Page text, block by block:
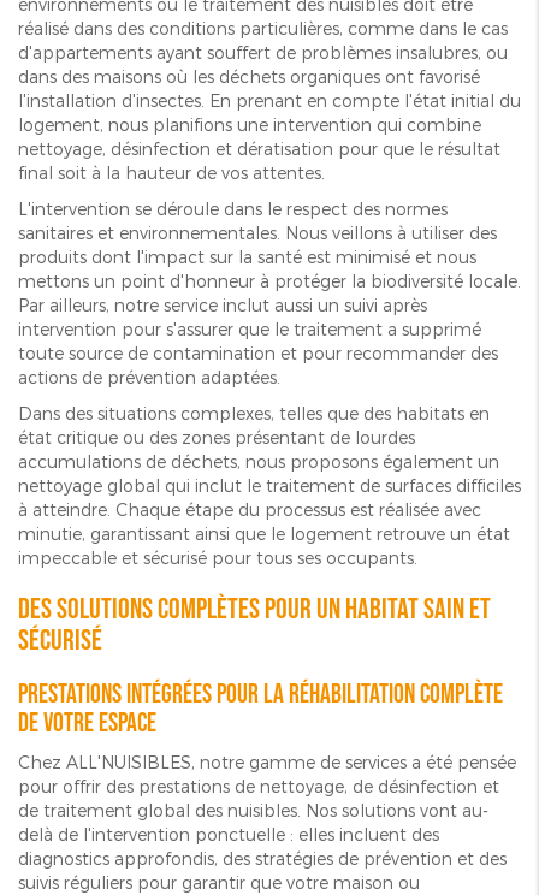
environnements où le traitement des nuisibles doit être
réalisé dans des conditions particulières, comme dans le cas
d'appartements ayant souffert de problèmes insalubres, ou
dans des maisons où les déchets organiques ont favorisé
l'installation d'insectes. En prenant en compte l'état initial du
logement, nous planifions une intervention qui combine
nettoyage, désinfection et dératisation pour que le résultat
final soit à la hauteur de vos attentes.
L'intervention se déroule dans le respect des normes
sanitaires et environnementales. Nous veillons à utiliser des
produits dont l'impact sur la santé est minimisé et nous
mettons un point d'honneur à protéger la biodiversité locale.
Par ailleurs, notre service inclut aussi un suivi après
intervention pour s'assurer que le traitement a supprimé
toute source de contamination et pour recommander des
actions de prévention adaptées.
Dans des situations complexes, telles que des habitats en
état critique ou des zones présentant de lourdes
accumulations de déchets, nous proposons également un
nettoyage global qui inclut le traitement de surfaces difficiles
à atteindre. Chaque étape du processus est réalisée avec
minutie, garantissant ainsi que le logement retrouve un état
impeccable et sécurisé pour tous ses occupants.
Des solutions complètes pour un habitat sain et
sécurisé
Prestations intégrées pour la réhabilitation complète
de votre espace
Chez ALL'NUISIBLES, notre gamme de services a été pensée
pour offrir des prestations de nettoyage, de désinfection et
de traitement global des nuisibles. Nos solutions vont au-
delà de l'intervention ponctuelle : elles incluent des
diagnostics approfondis, des stratégies de prévention et des
suivis réguliers pour garantir que votre maison ou